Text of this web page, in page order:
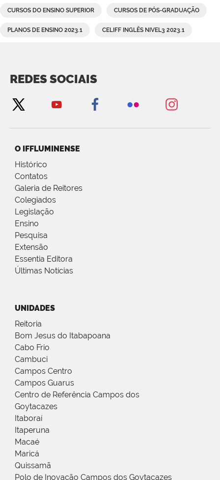
CURSOS DO ENSINO SUPERIOR CURSOS DE PÓS-GRADUAÇÃO
PLANOS DE ENSINO 2023.1 CELIFF INGLÊS NIVEL3 2023.1
REDES SOCIAIS
O IFFLUMINENSE
Histórico
Contatos
Galeria de Reitores
Colegiados
Legislação
Ensino
Pesquisa
Extensão
Essentia Editora
Últimas Notícias
UNIDADES
Reitoria
Bom Jesus do Itabapoana
Cabo Frio
Cambuci
Campos Centro
Campos Guarus
Centro de Referência Campos dos
Goytacazes
Itaboraí
Itaperuna
Macaé
Maricá
Quissamã
Polo de Inovação Campos dos Goytacazes